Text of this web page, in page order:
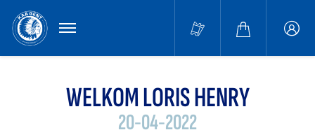
MENU
WELKOM LORIS HENRY
20-04-2022